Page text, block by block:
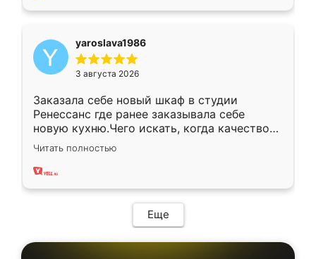
yaroslava1986
3 августа 2026
Заказала себе новый шкаф в студии
Ренессанс где ранее заказывала себе
новую кухню.Чего искать, когда качеством
вполне довольна. Служит кухня уже почти
два года, нареканий нет.
Читать полностью
Еще